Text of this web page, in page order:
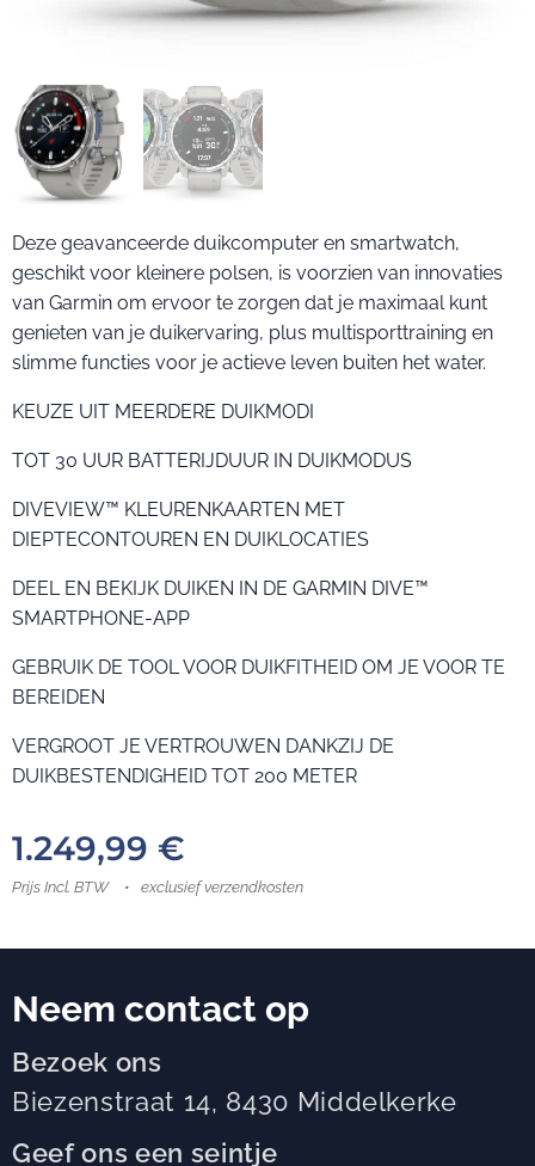
Deze geavanceerde duikcomputer en smartwatch,
geschikt voor kleinere polsen, is voorzien van innovaties
van Garmin om ervoor te zorgen dat je maximaal kunt
genieten van je duikervaring, plus multisporttraining en
slimme functies voor je actieve leven buiten het water.
KEUZE UIT MEERDERE DUIKMODI
TOT 30 UUR BATTERIJDUUR IN DUIKMODUS
DIVEVIEW™ KLEURENKAARTEN MET
DIEPTECONTOUREN EN DUIKLOCATIES
DEEL EN BEKIJK DUIKEN IN DE GARMIN DIVE™
SMARTPHONE-APP
GEBRUIK DE TOOL VOOR DUIKFITHEID OM JE VOOR TE
BEREIDEN
VERGROOT JE VERTROUWEN DANKZIJ DE
DUIKBESTENDIGHEID TOT 200 METER
1.249,99 €
Prijs Incl. BTW exclusief verzendkosten
Neem contact op
Bezoek ons
Biezenstraat 14, 8430 Middelkerke
Geef ons een seintje